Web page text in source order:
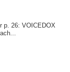
p. 26: VOICEDOX